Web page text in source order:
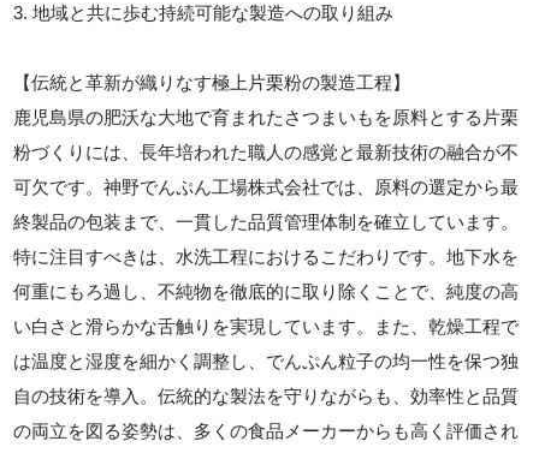
3. 地域と共に歩む持続可能な製造への取り組み
【伝統と革新が織りなす極上片栗粉の製造工程】
鹿児島県の肥沃な大地で育まれたさつまいもを原料とする片栗
粉づくりには、長年培われた職人の感覚と最新技術の融合が不
可欠です。神野でんぷん工場株式会社では、原料の選定から最
終製品の包装まで、一貫した品質管理体制を確立しています。
特に注目すべきは、水洗工程におけるこだわりです。地下水を
何重にもろ過し、不純物を徹底的に取り除くことで、純度の高
い白さと滑らかな舌触りを実現しています。また、乾燥工程で
は温度と湿度を細かく調整し、でんぷん粒子の均一性を保つ独
自の技術を導入。伝統的な製法を守りながらも、効率性と品質
の両立を図る姿勢は、多くの食品メーカーからも高く評価され